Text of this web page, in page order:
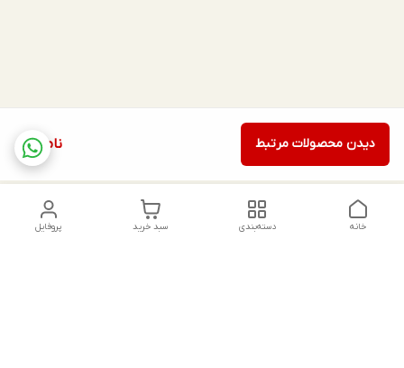
ناموجود دیدن محصولات مرتبط
پروفایل سبد خرید دسته‌بندی خانه